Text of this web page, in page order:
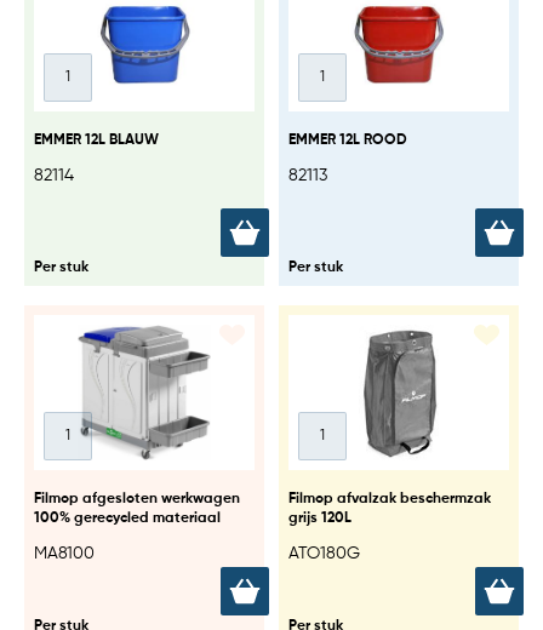
EMMER 12L BLAUW
82114
Per stuk
EMMER 12L ROOD
82113
Per stuk
Filmop afgesloten werkwagen
100% gerecycled materiaal
MA8100
Per stuk
Filmop afvalzak beschermzak
grijs 120L
ATO180G
Per stuk